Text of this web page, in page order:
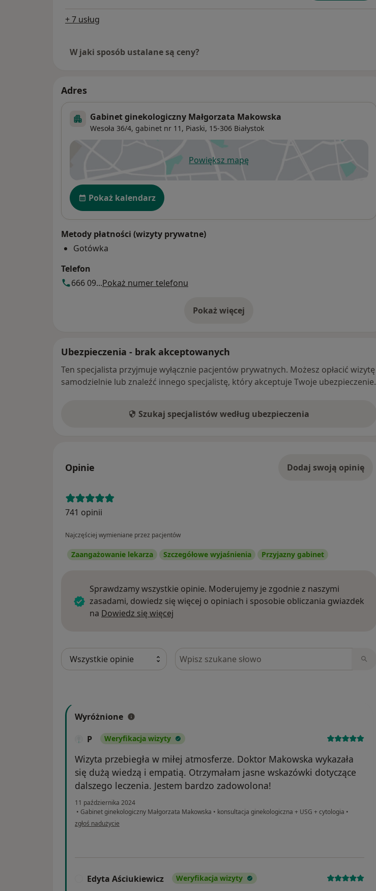
+ 7 usług
W jaki sposób ustalane są ceny?
Adres
Gabinet ginekologiczny Małgorzata Makowska
Wesoła 36/4, gabinet nr 11, Piaski, 15-306 Białystok
Powiększ mapęotwiera się w nowej karcie
Dostępność
Pokaż kalendarz
Metody płatności (wizyty prywatne)
Gotówka
Telefon
666 09...Pokaż numer telefonu
Pokaż więcej
o adresie
Ubezpieczenia - brak akceptowanych
Ten specjalista przyjmuje wyłącznie pacjentów prywatnych. Możesz opłacić wizytę
samodzielnie lub znaleźć innego specjalistę, który akceptuje Twoje ubezpieczenie.
Szukaj specjalistów według ubezpieczenia
Opinie Dodaj swoją opinię
741 opinii
Najczęściej wymieniane przez pacjentów
Zaangażowanie lekarza Szczegółowe wyjaśnienia Przyjazny gabinet
Sprawdzamy wszystkie opinie. Moderujemy je zgodnie z naszymi
zasadami, dowiedz się więcej o opiniach i sposobie obliczania gwiazdek
na Dowiedz się więcej
Szukaj w opiniach
Wyróżnione
P
Weryfikacja wizyty
Wizyta przebiegła w miłej atmosferze. Doktor Makowska wykazała
się dużą wiedzą i empatią. Otrzymałam jasne wskazówki dotyczące
dalszego leczenia. Jestem bardzo zadowolona!
11 października 2024
• Gabinet ginekologiczny Małgorzata Makowska • konsultacja ginekologiczna + USG + cytologia •
w opinii użytkownika P
zgłoś nadużycie
Edyta Aściukiewicz Weryfikacja wizyty